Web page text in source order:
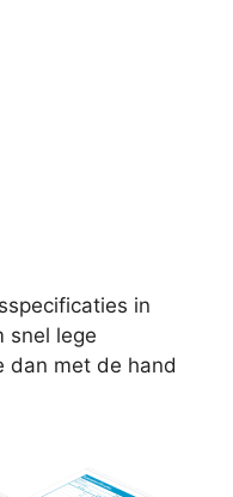
in
snel lege
dan met de hand